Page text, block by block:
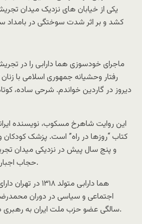
یکی از خیابان های نزدیک میدان
کشد و بر اثر شدت سوختگی در بامداد
رفتار وحشیانه‌ جمهوری اسلامی با
دیروز در گاردین خواندم. شرحی ساده،
این روایت شاهرخ مسکوب، نویسنده
کتاب “روزها در راه” است. پزشک
و پنج سال پیش در نزدیکی میدان
حجاب اجباری خود را به آتش کشید.
هما دارابی متولد
اجتماعی و سیاسی در دوران
سالگی عضو حزب ملت ایران به رهبری داریوش فروهر می شود.